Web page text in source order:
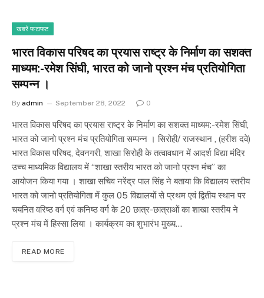
खबरें फटाफट
भारत विकास परिषद का प्रयास राष्ट्र के निर्माण का सशक्त
माध्यम:-रमेश सिंघी, भारत को जानो प्रश्न मंच प्रतियोगिता
सम्पन्न ।
By admin September 28, 2022 0
भारत विकास परिषद का प्रयास राष्ट्र के निर्माण का सशक्त माध्यम:-रमेश सिंघी,
भारत को जानो प्रश्न मंच प्रतियोगिता सम्पन्न । सिरोही/ राजस्थान , (हरीश दवे)
भारत विकास परिषद, देवनगरी, शाखा सिरोही के तत्वावधान में आदर्श विद्या मंदिर
उच्च माध्यमिक विद्यालय में “शाखा स्तरीय भारत को जानो प्रश्न मंच” का
आयोजन किया गया । शाखा सचिव नरेंद्र पाल सिंह ने बताया कि विद्यालय स्तरीय
भारत को जानो प्रतियोगिता में कुल 05 विद्यालयों से प्रथम एवं द्वितीय स्थान पर
चयनित वरिष्ठ वर्ग एवं कनिष्ठ वर्ग के 20 छात्र-छात्राओं का शाखा स्तरीय ने
प्रश्न मंच में हिस्सा लिया । कार्यक्रम का शुभारंभ मुख्य…
READ MORE